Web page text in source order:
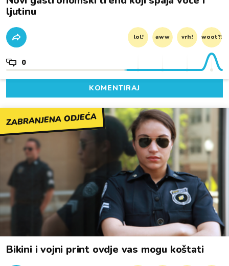
ljutinu
lol! aww vrh! woot?!
0
KOMENTIRAJ
ZABRANJENA ODJEĆA
Bikini i vojni print ovdje vas mogu koštati